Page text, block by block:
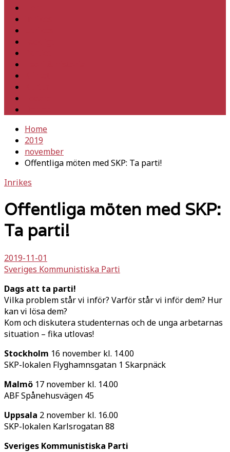
Home
2019
november
Offentliga möten med SKP: Ta parti!
Inrikes
Offentliga möten med SKP:
Ta parti!
2019-11-01
Sveriges Kommunistiska Parti
Dags att ta parti!
Vilka problem står vi inför? Varför står vi inför dem? Hur
kan vi lösa dem?
Kom och diskutera studenternas och de unga arbetarnas
situation – fika utlovas!
Stockholm 16 november kl. 14.00
SKP-lokalen Flyghamnsgatan 1 Skarpnäck
Malmö 17 november kl. 14.00
ABF Spånehusvägen 45
Uppsala 2 november kl. 16.00
SKP-lokalen Karlsrogatan 88
Sveriges Kommunistiska Parti